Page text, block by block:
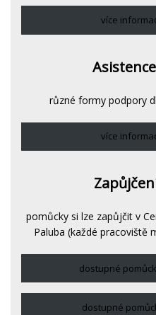
více
různé formy podpory
více
pomůcky si lze zapůjčit v
Paluba (každé pracoviště
dostupné
dostupné